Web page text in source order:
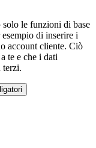
solo le funzioni di base
di inserire i
account cliente. Ciò
te e che i dati
terzi.